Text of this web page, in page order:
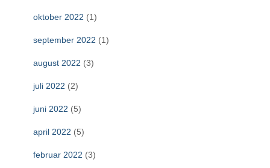
oktober 2022 (1)
september 2022 (1)
august 2022 (3)
juli 2022 (2)
juni 2022 (5)
april 2022 (5)
februar 2022 (3)